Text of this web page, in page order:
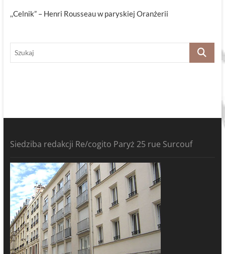
,,Celnik” – Henri Rousseau w paryskiej Oranżerii
Szukaj
Siedziba redakcji Re/cogito Paryż 25 rue Surcouf